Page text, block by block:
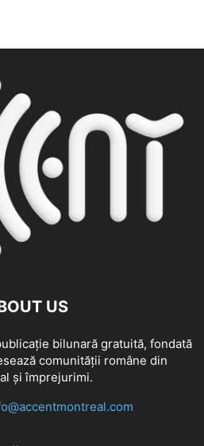
US
bilunară gratuită, fondată
comunităţii române din
şi împrejurimi.